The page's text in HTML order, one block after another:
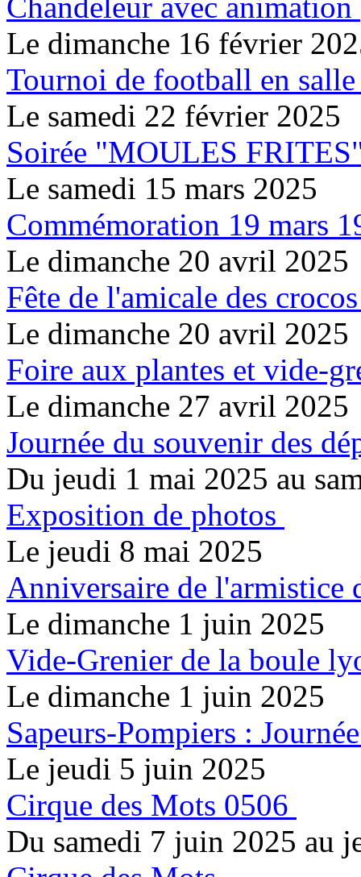
Le dimanche 16 février
Tournoi de football en salle
Le samedi 22 février 2025
Soirée "MOULES
Le samedi 15 mars 2025
Commémoration 19 mars
Le dimanche 20 avril 2025
Fête de l'amicale des crocos
Le dimanche 20 avril 2025
Foire aux plantes et vide-
Le dimanche 27 avril 2025
Journée du souvenir des
Du jeudi 1 mai 2025 au
Exposition de photos
Le jeudi 8 mai 2025
Anniversaire de l'armistice
Le dimanche 1 juin 2025
Vide-Grenier de la boule
Le dimanche 1 juin 2025
Sapeurs-Pompiers :
Le jeudi 5 juin 2025
Cirque des Mots 0506
Du samedi 7 juin 2025 au